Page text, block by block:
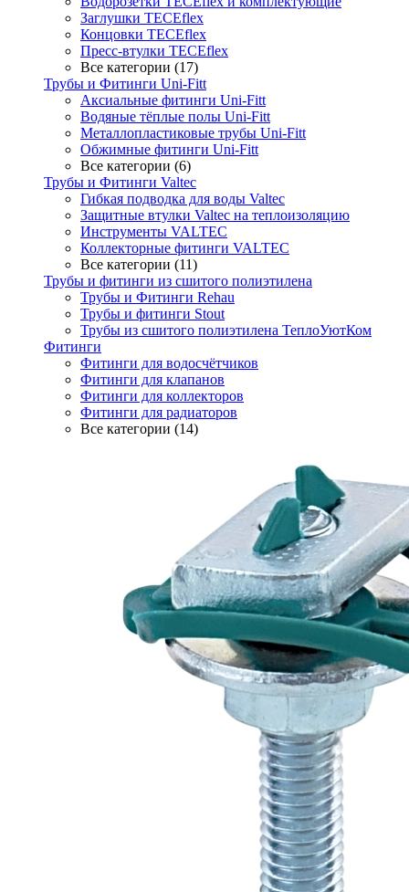
Заглушки TECEflex
Концовки TECEflex
Пресс-втулки TECEflex
Все категории (17)
Трубы и Фитинги Uni-Fitt
Аксиальные фитинги Uni-Fitt
Водяные тёплые полы Uni-Fitt
Металлопластиковые трубы Uni-Fitt
Обжимные фитинги Uni-Fitt
Все категории (6)
Трубы и Фитинги Valtec
Гибкая подводка для воды Valtec
Защитные втулки Valtec на теплоизоляцию
Инструменты VALTEC
Коллекторные фитинги VALTEC
Все категории (11)
Трубы и фитинги из сшитого полиэтилена
Трубы и Фитинги Rehau
Трубы и фитинги Stout
Трубы из сшитого полиэтилена ТеплоУютКом
Фитинги
Фитинги для водосчётчиков
Фитинги для клапанов
Фитинги для коллекторов
Фитинги для радиаторов
Все категории (14)